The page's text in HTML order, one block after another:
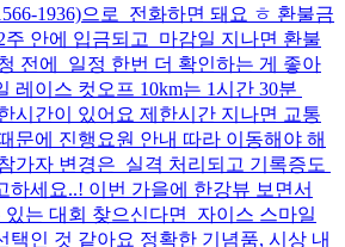
1936)으로 전화하면 돼요 ㅎ 환불금
주 안에 입금되고 마감일 지나면 환불
전에 일정 한번 더 확인하는 게 좋아
레이스 컷오프 10km는 1시간 30분
시간이 있어요 제한시간 지나면 교통
문에 진행요원 안내 따라 이동해야 해
가자 변경은 실격 처리되고 기록증도
하세요..! 이번 가을에 한강뷰 보면서
는 대회 찾으신다면 자이스 스마일
택인 것 같아요 정확한 기념품, 시상 내